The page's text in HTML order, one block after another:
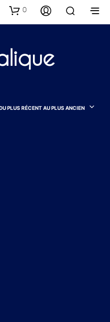
0
PLUS RÉCENT AU PLUS ANCIEN